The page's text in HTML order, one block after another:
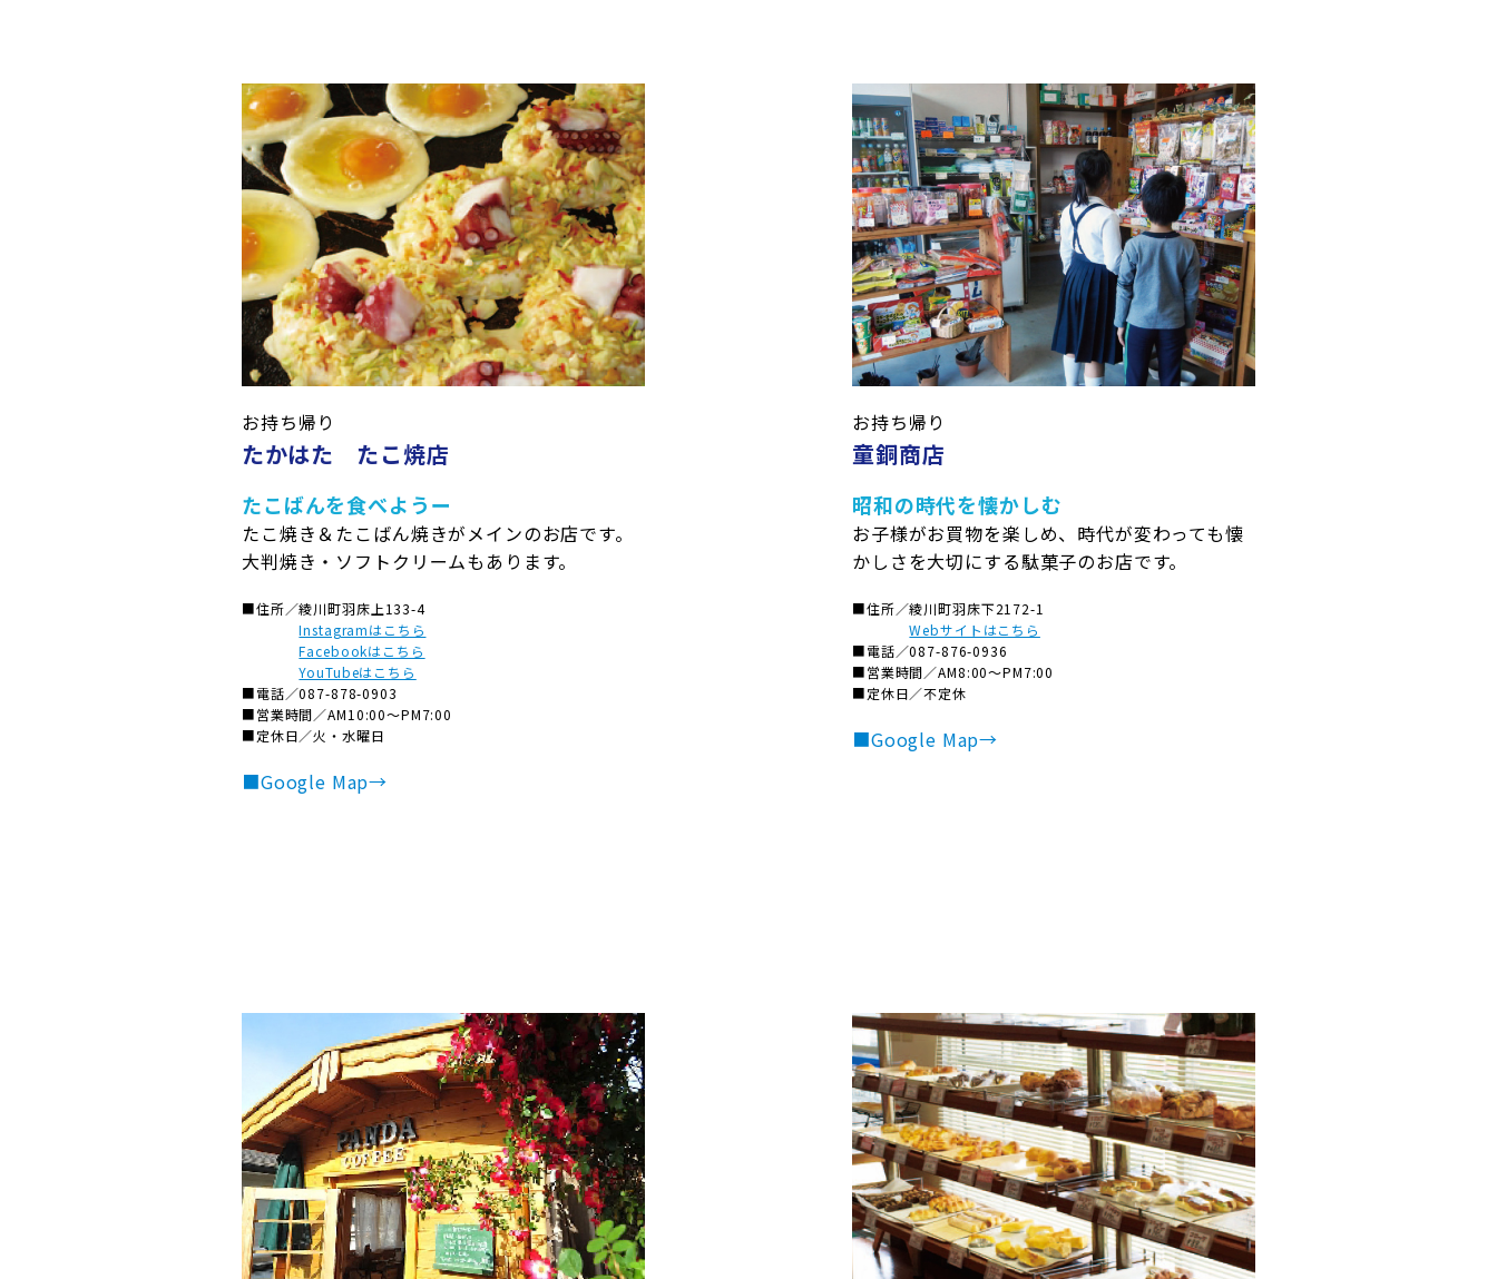
してね
綾川町観光協会
〒761-2392 香川県綾歌郡綾川町滝宮299番地（綾川町役場経済課内）
087-876-5282FAX 087-876-3120 MAILkeizai@town.ayagawa.lg.jp
掲載記事・内容を許可なく転載・再利用はできません
お持ち帰り
たかはた たこ焼店
たこばんを食べようー
たこ焼き＆たこばん焼きがメインのお店です。
大判焼き・ソフトクリームもあります。
■住所／綾川町羽床上133-4
Instagramはこちら
Facebookはこちら
YouTubeはこちら
■電話／087-878-0903
■営業時間／AM10:00～PM7:00
■定休日／火・水曜日
■Google Map→
お持ち帰り
童銅商店
昭和の時代を懐かしむ
お子様がお買物を楽しめ、時代が変わっても懐
かしさを大切にする駄菓子のお店です。
■住所／綾川町羽床下2172-1
Webサイトはこちら
■電話／087-876-0936
■営業時間／AM8:00～PM7:00
■定休日／不定休
■Google Map→